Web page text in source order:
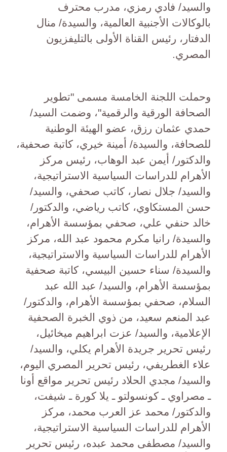
والسيد/ فادي رمزي، مدرب محترف
بالوكالات الأجنبية العالمية، والسيدة/ منال
الدفتار، رئيس القناة الأولى بالتليفزيون
المصري.
وحملت اللجنة الخامسة مسمى "تطوير
الصحافة الورقية والرقمية"، وضمت السيد/
حمدي عثمان رزق، عضو الهيئة الوطنية
للصحافة، والسيدة/ أمينة خيري، كاتبة صحفية،
والدكتور/ أيمن عبد الوهاب، رئيس مركز
الأهرام للدراسات السياسية الاستراتيجية،
والسيد/ جلال نصار، كاتب صحفي، والسيد/
حسن المستكاوي، كاتب رياضي، والدكتور/
خالد حنفي علي، صحفي بمؤسسة الأهرام،
والسيدة/ رانيا مكرم محمود عبد الله، مركز
الأهرام للدراسات السياسية والاستراتيجية،
والسيدة/ سناء حسين البيسي، كاتبة صحفية
بمؤسسة الأهرام، والسيد/ عبد الله عبد
السلام، صحفي بمؤسسة الأهرام، والدكتور/
عبد المنعم سعيد، من ذوي الخبرة الصحفية
الإعلامية، والسيد/ عزت ابراهيم ميخائيل،
رئيس تحرير جريدة الأهرام يكلي، والسيد/
علاء الغطريفي، رئيس تحرير المصري اليوم،
والسيد/ مجدي الحلاد رئيس تحرير مواقع أونا
ـ مصراوي ـ كونسولتو ـ يلا كورة ـ شيفت،
والدكتور/ محمد عز العرب محمد، مركز
الأهرام للدراسات السياسية الاستراتيجية،
والسيد/ مصطفى محمد عبده، رئيس تحرير